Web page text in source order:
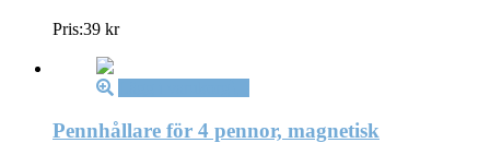
Pris:39 kr
Pennhållare för 4 pennor, magnetisk